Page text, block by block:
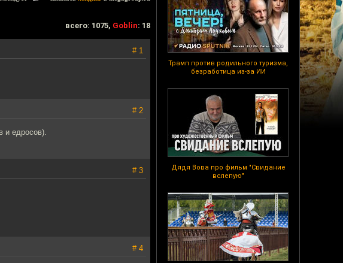
Трамп против родильного туризма,
безработица из-за ИИ
Дядя Вова про фильм "Свидание
вслепую"
всего: 1075, Goblin: 18
# 1
# 2
и едросов).
# 3
# 4